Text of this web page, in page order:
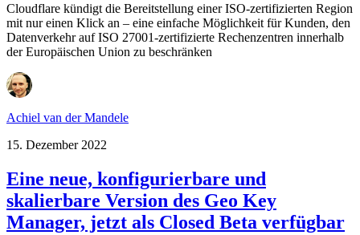
Cloudflare kündigt die Bereitstellung einer ISO-zertifizierten Region
mit nur einen Klick an – eine einfache Möglichkeit für Kunden, den
Datenverkehr auf ISO 27001-zertifizierte Rechenzentren innerhalb
der Europäischen Union zu beschränken
Achiel van der Mandele
15. Dezember 2022
Eine neue, konfigurierbare und
skalierbare Version des Geo Key
Manager, jetzt als Closed Beta verfügbar